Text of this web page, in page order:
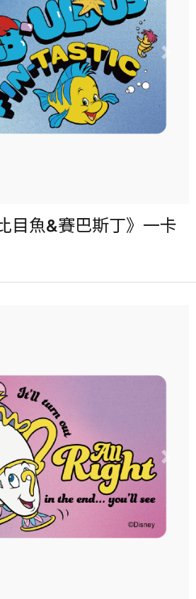
銷售據點
09-17
立即購買
銷售據點
目魚&賽巴斯丁》一卡